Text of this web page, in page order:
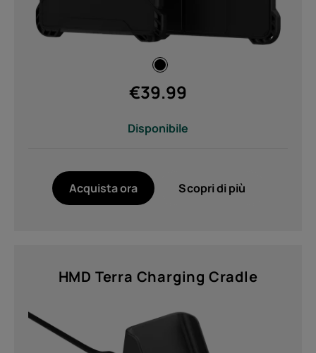
€39.99
Disponibile
Acquista ora Scopri di più
HMD Terra Charging Cradle